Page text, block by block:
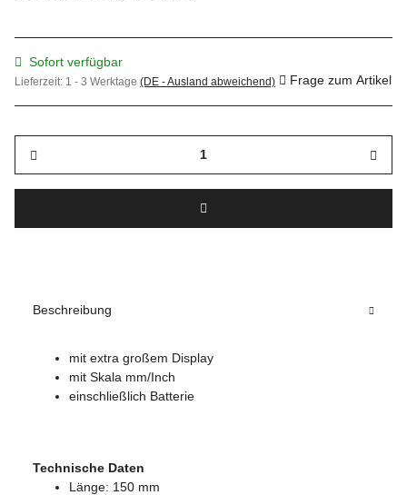
Sofort verfügbar
Lieferzeit: 1 - 3 Werktage (DE - Ausland abweichend) Frage zum Artikel
Beschreibung
mit extra großem Display
mit Skala mm/Inch
einschließlich Batterie
Technische Daten
Länge: 150 mm